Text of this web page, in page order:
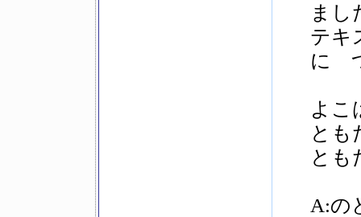
まし
テキ
に
よこ
と
と
A:の